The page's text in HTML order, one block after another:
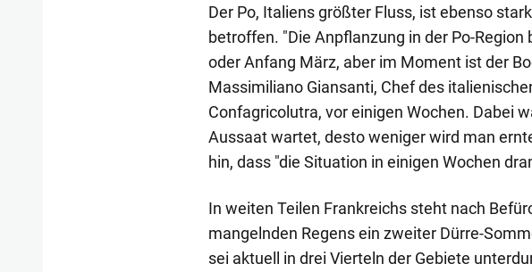
Der Po, Italiens größter Fluss, ist ebenso
betroffen. "Die Anpflanzung in der Po-
oder Anfang März, aber im Moment ist der
Massimiliano Giansanti, Chef des
Confagricolutra, vor einigen Wochen. Dabei
Aussaat wartet, desto weniger wird man
hin, dass "die Situation in einigen Wochen
In weiten Teilen Frankreichs steht nach
mangelnden Regens ein zweiter Dürre-
sei aktuell in drei Vierteln der Gebiete